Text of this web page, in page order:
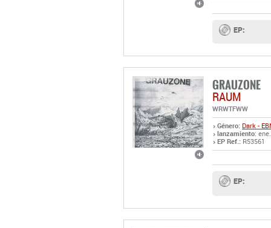
EP:
GRAUZONE
RAUM
WRWTFWW
Género: Dark -
lanzamiento:
EP Ref.: R53561
EP: